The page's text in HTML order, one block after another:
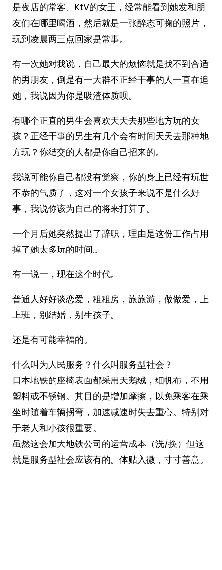
是夜店的常客、KtV的女王，经常能看到她发和朋
友们在哪里喝酒，然后就是一张醉态可掬的照片，
玩到凌晨两三点回家是常事。
有一次她对我说，自己最大的烦恼就是找不到合适
的男朋友，倒是有一大群不正经干事的人一直在追
她，我说因为你是吸渣体质呗。
有哪个正直的男生会喜欢天天去那些地方玩的女
孩？正经干事的男生有几个会有时间天天去那种地
方玩？你结交的人都是你自己招来的。
我说可能你自己都没有觉察，你的身上已经有玩世
不恭的气质了，这对一个女孩子来说不是什么好
事，我说你该为自己的将来打算了。
一个月后她突然提出了辞职，理由是这份工作占用
掉了她太多玩的时间…
有一说一，现在这个时代。
普通人好好谈恋爱，租租房，旅旅游，做做爱，上
上班，别结婚，别生孩子。
还是有可能幸福的。 ​​​
什么叫为人民服务？什么叫服务型社会？
日本地铁的座椅表面都采用天鹅绒，细帆布，不用
塑料或不锈钢。其目的是增加摩擦，以免乘客在乘
坐时随着车辆拐弯，加速减速时失去重心。特别对
于老人和小孩很重要。
虽然这会加大地铁公司的运营成本（洗/换）但这
就是服务型社会应该有的。体贴入微，寸寸善意。